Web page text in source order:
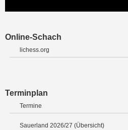
Online-Schach
lichess.org
Terminplan
Termine
Sauerland 2026/27 (Übersicht)